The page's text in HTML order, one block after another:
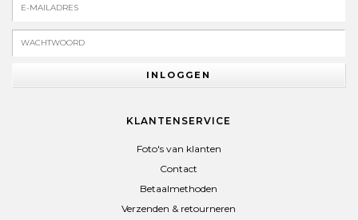
INLOGGEN
KLANTENSERVICE
Foto's van klanten
Contact
Betaalmethoden
Verzenden & retourneren